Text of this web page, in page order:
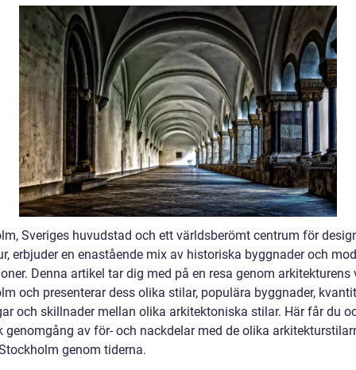
Sveriges huvudstad och ett världsberömt centrum för
erbjuder en enastående mix av historiska byggnader och
Denna artikel tar dig med på en resa genom arkitekturens
och presenterar dess olika stilar, populära byggnader,
och skillnader mellan olika arkitektoniska stilar. Här får du
genomgång av för- och nackdelar med de olika
genom tiderna.